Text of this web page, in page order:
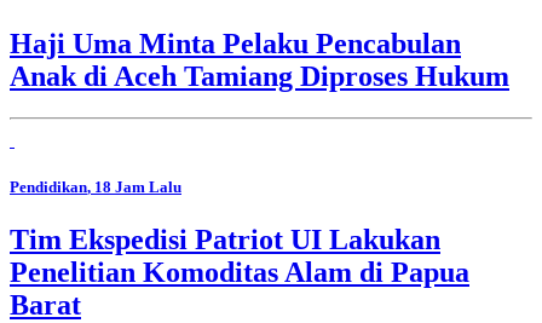
Haji Uma Minta Pelaku Pencabulan
Anak di Aceh Tamiang Diproses Hukum
Pendidikan, 18 Jam Lalu
Tim Ekspedisi Patriot UI Lakukan
Penelitian Komoditas Alam di Papua
Barat